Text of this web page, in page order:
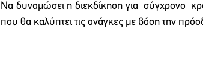
Να δυναμώσει η διεκδίκηση για  σύγχρονο
που θα καλύπτει τις ανάγκες με βάση την